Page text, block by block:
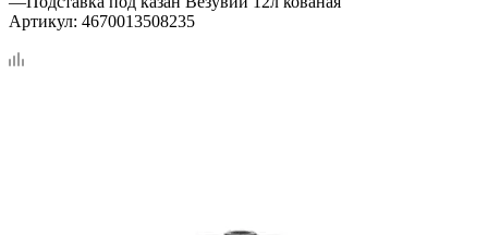
Артикул: 4670013508235